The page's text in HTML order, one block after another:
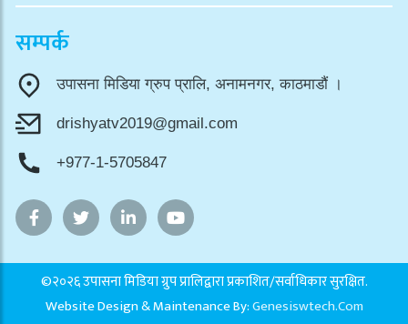
सम्पर्क
उपासना मिडिया ग्रुप प्रालि, अनामनगर, काठमाडौं ।
drishyatv2019@gmail.com
+977-1-5705847
©२०२६ उपासना मिडिया ग्रुप प्रालिद्वारा प्रकाशित/सर्वाधिकार सुरक्षित.
Website Design & Maintenance By:Genesiswtech.com